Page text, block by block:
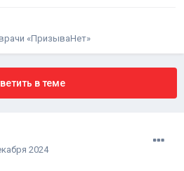
«ПризываНет»
в теме
2024